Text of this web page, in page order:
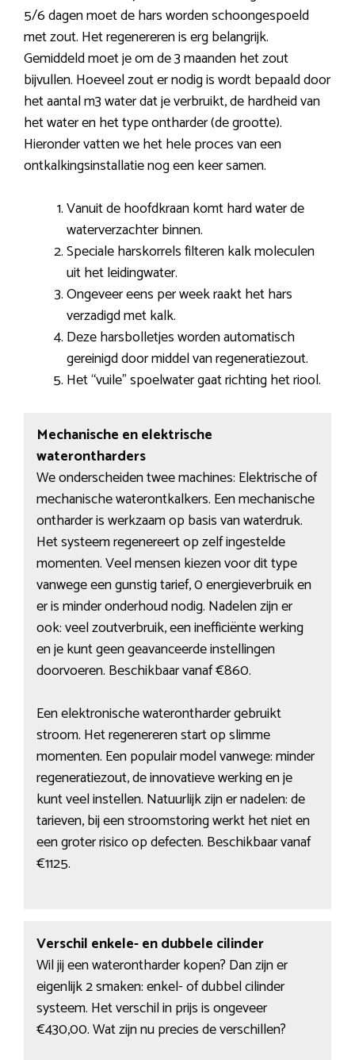
5/6 dagen moet de hars worden schoongespoeld
met zout. Het regenereren is erg belangrijk.
Gemiddeld moet je om de 3 maanden het zout
bijvullen. Hoeveel zout er nodig is wordt bepaald door
het aantal m3 water dat je verbruikt, de hardheid van
het water en het type ontharder (de grootte).
Hieronder vatten we het hele proces van een
ontkalkingsinstallatie nog een keer samen.
Vanuit de hoofdkraan komt hard water de
waterverzachter binnen.
Speciale harskorrels filteren kalk moleculen
uit het leidingwater.
Ongeveer eens per week raakt het hars
verzadigd met kalk.
Deze harsbolletjes worden automatisch
gereinigd door middel van regeneratiezout.
Het “vuile” spoelwater gaat richting het riool.
Mechanische en elektrische
waterontharders
We onderscheiden twee machines: Elektrische of
mechanische waterontkalkers. Een mechanische
ontharder is werkzaam op basis van waterdruk.
Het systeem regenereert op zelf ingestelde
momenten. Veel mensen kiezen voor dit type
vanwege een gunstig tarief, 0 energieverbruik en
er is minder onderhoud nodig. Nadelen zijn er
ook: veel zoutverbruik, een inefficiënte werking
en je kunt geen geavanceerde instellingen
doorvoeren. Beschikbaar vanaf €860.
Een elektronische waterontharder gebruikt
stroom. Het regenereren start op slimme
momenten. Een populair model vanwege: minder
regeneratiezout, de innovatieve werking en je
kunt veel instellen. Natuurlijk zijn er nadelen: de
tarieven, bij een stroomstoring werkt het niet en
een groter risico op defecten. Beschikbaar vanaf
€1125.
Verschil enkele- en dubbele cilinder
Wil jij een waterontharder kopen? Dan zijn er
eigenlijk 2 smaken: enkel- of dubbel cilinder
systeem. Het verschil in prijs is ongeveer
€430,00. Wat zijn nu precies de verschillen?